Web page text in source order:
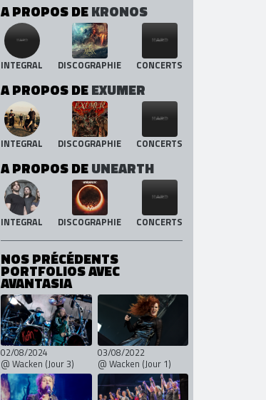
A PROPOS DEKRONOS
INTEGRAL DISCOGRAPHIE CONCERTS
A PROPOS DEEXUMER
INTEGRAL DISCOGRAPHIE CONCERTS
A PROPOS DEUNEARTH
INTEGRAL DISCOGRAPHIE CONCERTS
NOS PRÉCÉDENTS
PORTFOLIOS AVEC
AVANTASIA
02/08/2024
@ Wacken (Jour 3)
03/08/2022
@ Wacken (Jour 1)